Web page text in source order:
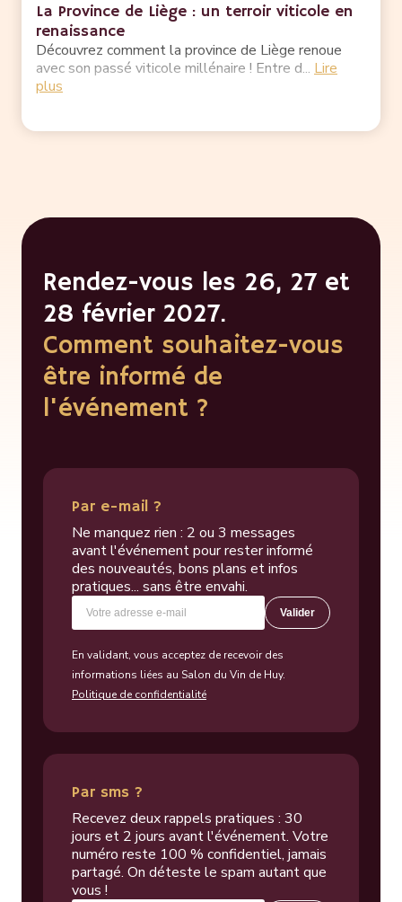
La Province de Liège : un terroir viticole en
renaissance
Découvrez comment la province de Liège renoue
avec son passé viticole millénaire ! Entre d... Lire
plus
Rendez-vous les 26, 27 et
28 février 2027.
Comment souhaitez-vous
être informé de
l'événement ?
Par e-mail ?
Ne manquez rien : 2 ou 3 messages
avant l'événement pour rester informé
des nouveautés, bons plans et infos
pratiques... sans être envahi.
Valider
En validant, vous acceptez de recevoir des
informations liées au Salon du Vin de Huy.
Politique de confidentialité
Par sms ?
Recevez deux rappels pratiques : 30
jours et 2 jours avant l'événement. Votre
numéro reste 100 % confidentiel, jamais
partagé. On déteste le spam autant que
vous !